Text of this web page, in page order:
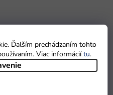
Ďalším prechádzaním tohto
Viac informáciítu.